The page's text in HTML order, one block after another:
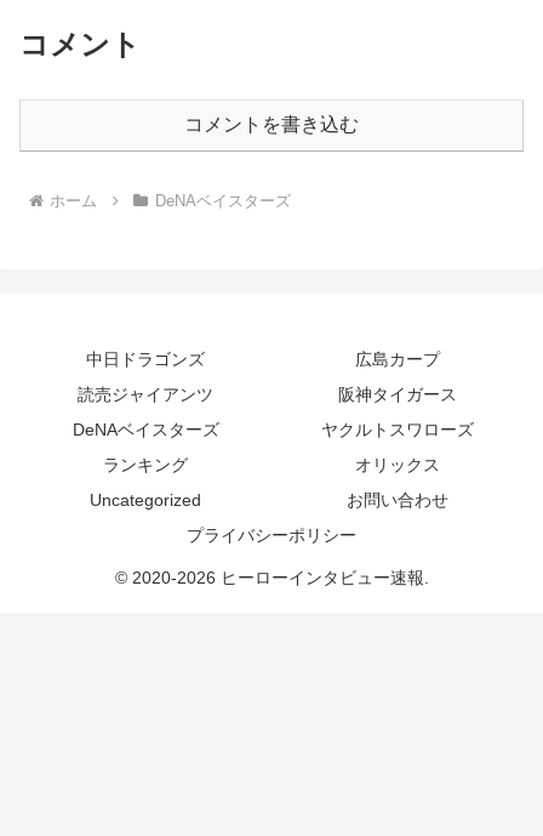
コメント
コメントを書き込む
ホーム DeNAベイスターズ
中日ドラゴンズ
広島カープ
読売ジャイアンツ
阪神タイガース
DeNAベイスターズ
ヤクルトスワローズ
ランキング
オリックス
Uncategorized
お問い合わせ
プライバシーポリシー
© 2020-2026 ヒーローインタビュー速報.